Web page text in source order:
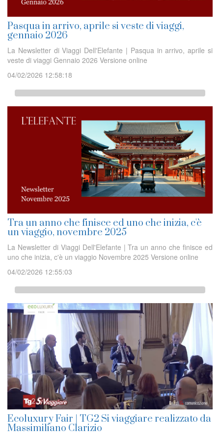
Pasqua in arrivo, aprile si veste di viaggi,
gennaio 2026
La Newsletter di Viaggi Dell'Elefante | Pasqua in arrivo, aprile si
veste di viaggi Gennaio 2026 Versione online
04/02/2026 12:58:18
Tra un anno che finisce ed uno che inizia, c'è
un viaggio, novembre 2025
La Newsletter di Viaggi Dell'Elefante | Tra un anno che finisce ed
uno che inizia, c'è un viaggio Novembre 2025 Versione online
04/02/2026 12:55:03
Ecoluxury Fair | TG2 Si viaggiare realizzato da
Massimiliano Clarizio